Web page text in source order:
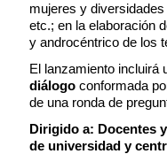
mujeres y
etc.; en la elaboración
y androcéntrico de los
El lanzamiento incluirá
diálogo conformada
de una ronda de
Dirigido a: Docentes
de universidad y